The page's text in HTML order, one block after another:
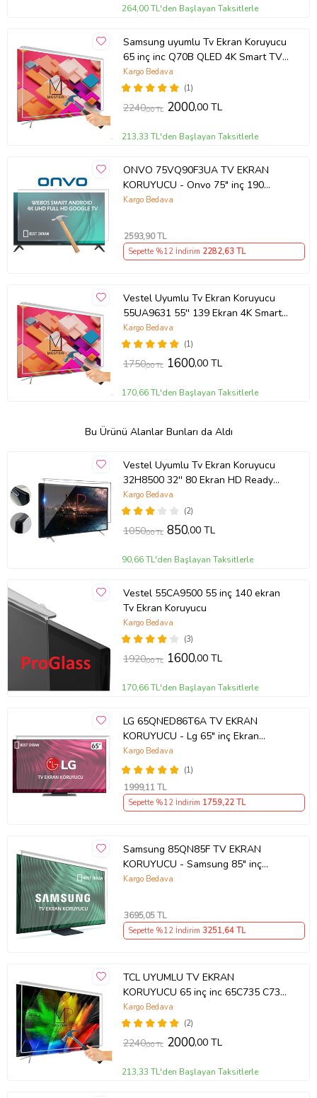
264,00 TL'den Başlayan Taksitlerle
Samsung uyumlu Tv Ekran Koruyucu
65 inç inc Q70B QLED 4K Smart TV
(2022) QE65Q70BATXTK
(1)
Kargo Bedava
2240,00 TL 2000,00 TL
213,33 TL'den Başlayan Taksitlerle
ONVO 75VQ90F3UA TV EKRAN
KORUYUCU - Onvo 75" inç 190
Ekran QLED Şeffaf Koruma paneli
Kargo Bedava
2593,90 TL
Sepette %12 İndirim 2282,63 TL
Vestel Uyumlu Tv Ekran Koruyucu
55UA9631 55'' 139 Ekran 4K Smart
Android TV
(1)
Kargo Bedava
1750,00 TL 1600,00 TL
170,66 TL'den Başlayan Taksitlerle
Bu Ürünü Alanlar Bunları da Aldı
Vestel Uyumlu Tv Ekran Koruyucu
32H8500 32'' 80 Ekran HD Ready
TV
(2)
Kargo Bedava
1050,00 TL 850,00 TL
90,66 TL'den Başlayan Taksitlerle
Vestel 55CA9500 55 inç 140 ekran
Tv Ekran Koruyucu
(3)
Kargo Bedava
1920,00 TL 1600,00 TL
170,66 TL'den Başlayan Taksitlerle
LG 65QNED86T6A TV EKRAN
KORUYUCU - Lg 65" inç Ekran
Koruyucu
(1)
Kargo Bedava
1999,11 TL
Sepette %12 İndirim 1759,22 TL
Samsung 85QN85F TV EKRAN
KORUYUCU - Samsung 85" inç
214cm 216 Ekran Tv ekran Koruyucu
Kargo Bedava
3695,05 TL
Sepette %12 İndirim 3251,64 TL
TCL UYUMLU TV EKRAN
KORUYUCU 65 inç inc 65C735 C735
TCL QLED 4K TV
(2)
Kargo Bedava
2240,00 TL 2000,00 TL
213,33 TL'den Başlayan Taksitlerle